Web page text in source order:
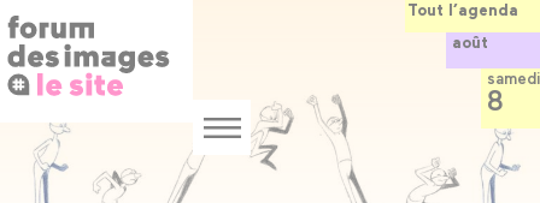
au
contenu
principal
Menu
Tout l’agenda
août
samedi
8